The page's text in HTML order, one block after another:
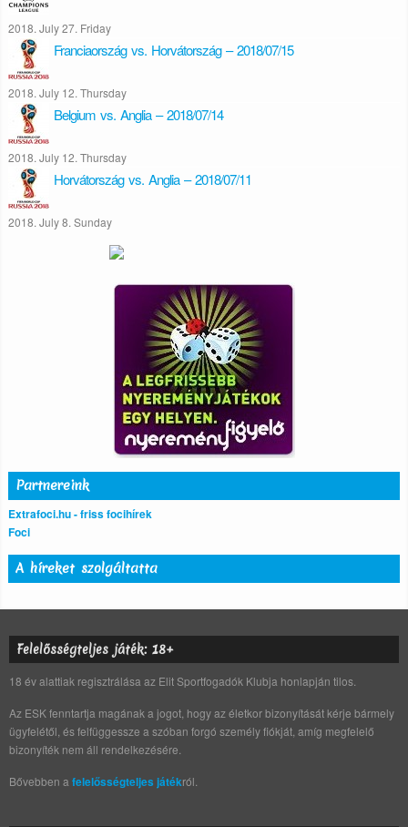
2018. July 27. Friday
Franciaország vs. Horvátország – 2018/07/15
2018. July 12. Thursday
Belgium vs. Anglia – 2018/07/14
2018. July 12. Thursday
Horvátország vs. Anglia – 2018/07/11
2018. July 8. Sunday
Partnereink
Extrafoci.hu - friss focihírek
Foci
A híreket szolgáltatta
Felelősségteljes játék: 18+
18 év alattiak regisztrálása az Elit Sportfogadók Klubja honlapján tilos.
Az ESK fenntartja magának a jogot, hogy az életkor bizonyítását kérje bármely
ügyfelétől, és felfüggessze a szóban forgó személy fiókját, amíg megfelelő
bizonyíték nem áll rendelkezésére.
Bővebben a felelősségteljes játékról.